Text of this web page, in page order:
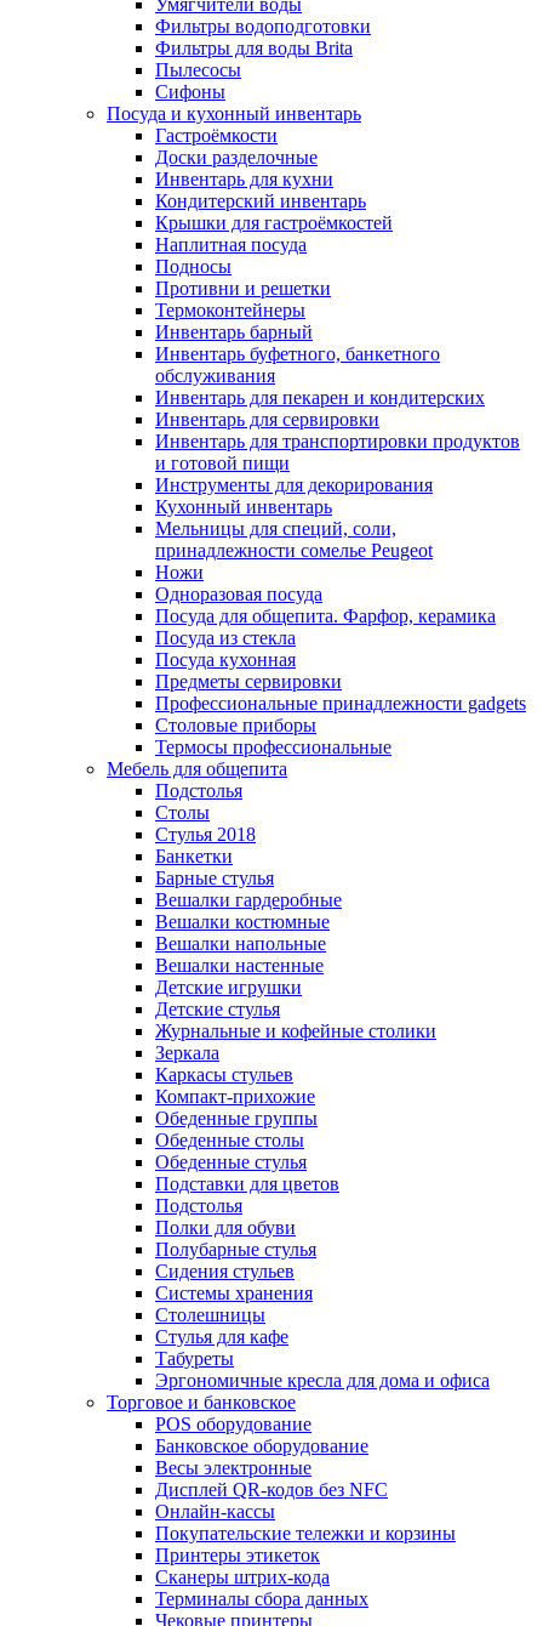
Умягчители воды
Фильтры водоподготовки
Фильтры для воды Brita
Пылесосы
Сифоны
Посуда и кухонный инвентарь
Гастроёмкости
Доски разделочные
Инвентарь для кухни
Кондитерский инвентарь
Крышки для гастроёмкостей
Наплитная посуда
Подносы
Противни и решетки
Термоконтейнеры
Инвентарь барный
Инвентарь буфетного, банкетного
обслуживания
Инвентарь для пекарен и кондитерских
Инвентарь для сервировки
Инвентарь для транспортировки продуктов
и готовой пищи
Инструменты для декорирования
Кухонный инвентарь
Мельницы для специй, соли,
принадлежности сомелье Peugeot
Ножи
Одноразовая посуда
Посуда для общепита. Фарфор, керамика
Посуда из стекла
Посуда кухонная
Предметы сервировки
Профессиональные принадлежности gadgets
Столовые приборы
Термосы профессиональные
Мебель для общепита
Подстолья
Столы
Стулья 2018
Банкетки
Барные стулья
Вешалки гардеробные
Вешалки костюмные
Вешалки напольные
Вешалки настенные
Детские игрушки
Детские стулья
Журнальные и кофейные столики
Зеркала
Каркасы стульев
Компакт-прихожие
Обеденные группы
Обеденные столы
Обеденные стулья
Подставки для цветов
Подстолья
Полки для обуви
Полубарные стулья
Сидения стульев
Системы хранения
Столешницы
Стулья для кафе
Табуреты
Эргономичные кресла для дома и офиса
Торговое и банковское
POS оборудование
Банковское оборудование
Весы электронные
Дисплей QR-кодов без NFC
Онлайн-кассы
Покупательские тележки и корзины
Принтеры этикеток
Сканеры штрих-кода
Терминалы сбора данных
Чековые принтеры